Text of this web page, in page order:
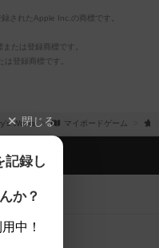
されたApple Inc.の商標です。
たは登録商標です。
登録商標です。
Works マイボードゲーム
閉じる
記録し
か？
中！